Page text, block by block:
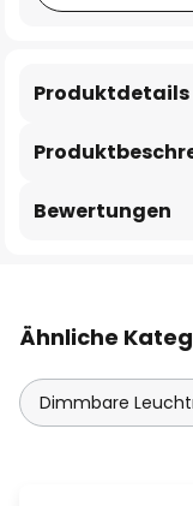
Produktdetails
Bewertungen
Ähnliche
Dimmbare